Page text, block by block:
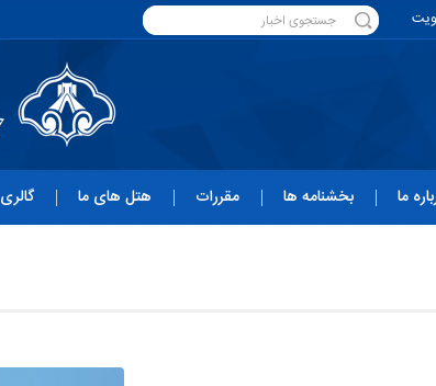
ما بخشنامه ها مقررات هتل های ما گالری